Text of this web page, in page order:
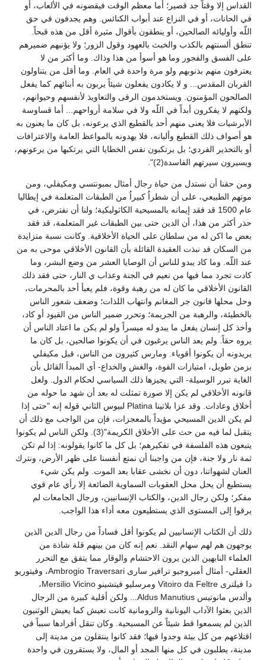
القداس إلا وقتاً جد قصير؛ أما معظم الوقت فيقضونه في الألعاب، أو
في الحانات، أو في النزاع عند أبواب الكنائس. وهم يجدفون في حق
اللّه وأوليائه الصالحين، أو ينطقون بأقوال مثيرة أقل من هذه قبحاً.
تنطق ألسنتهم بالكذب والخبث بالعهود وقول الزور؛ ولا يؤنبهم ضميرهم
على الفسق والفجور وما هو أسوأ من هذا وذاك. وما أكثر من لا
يعترفون منهم بذنوبهم ولو مرة واحدة في العام. وما أقل من يتناولون
القربان المقدس... و لا يكادون يفعلون شيئاً يربون به أبنائهم كما يفعل
الصالحون المؤمنون. ويستخدمون الرقى والتعاويذ لأنفسهم وحيوانهم،
ولكنهم لا يفكرون أبداً في اللّه ولا في سلامة أرواحهم... أما قساوسة
الأبرشيات فلا يعنى منهم أحد بالقطيع الذي يرعونه، بل كان ما يعنون به
هو أصواف ذلك القطيع وألبانه، فلا يهدونه بالمواعظ العامة والاعترافات
أو بالتحذير الفردي؛ بل يرتكبون نفس الخطايا التي يرتكبها من يرعونهم،
ويسيرون سيرتهم الفاسدة(2)".
ومن حقنا أن نستدل من حياة رجال أمثال بمبونتسي ومكيفلي، ومن
موتهم الطبيعي، على أن شطراُ كبيراُ من الطبقات المتعلمة في إيطاليا
عام 1500 قد فقد إيمانه بالمسيحية الكاثوليكية؛ ولنا أن نفترض، في
حذر أكثر من هذا، أن الدين حتى بين الطبقات غير المتعلمة، قد فقد
بعض ما اكن له من سلطان على الحياة الأخلاقية. وكانت نسبة متزايدة
من السكان قد نبذت العقيدة القائلة بأن القانون الأخلاقي موحى به من
عند اللّه. وما كاد يبدو للناس أن الوصايا العشر من وضع البشر، وما
كادت تجرد مما فيها من نعيم في الجنة وعذاب ي النار، حتى فقد ذلك
القانون الأخلاقي ما كان له من رهبة وقوة، فلم يعبأ أحد بالمحرمات،
وحل محلها قانون جر المغانم وانتهاب اللذات؛ وضعف شعور الناس
بالخطيئة، والرهبة من الجريمة؛ وتحرر ضمير الناس من القيود أو كاد،
وأخذ كل إنسان يفعل ما يبدو له ميسراً ولو لم يكن ما اعتاد الناس أن
يروه حقاً. ولم يعد الناس يرغبون في أن يكونوا صالحين، بل كان ما
يريدونه أن يكونوا أقوياء. ومارس كثيرون من الناس، قبل مكيفلي
بزمن طويل، امتيازات القوة، والغش والخداع- أي المبدأ القائل بأن
الغاية تبرر الوسيلة- التي يجيزها ذلك السياسي لحكام الدول. ولعل
قانونه الأخلاقي لم يكن إلا صورة تمثلت له بعد أن شهد ما حوله من
أخلاق وعادات. وقد عزا بلاتينا Platina لبيوس الثاني قوله إنه "حتى إذا
لم يكن الدين المسيحي مؤيداً بالمعجزات، فإن من الواجب مع ذلك أن
يتقبل لما فيه من حث على الأخلاق الكريمة"(3). ولكن الناس لم يكونوا
يتبعون هذه الفلسفة في تفكيرهم؛ بل كل ما كانوا يقولونه: إذا لم تكن
ثمة نار ولا جنة، فإن من واجبنا أن نمتع أنفسنا على ظهر الأرض، ونترك
العنان لشهواتنا، دون أن نخشى عقابا بعد الموت. ولم يكن شيء
يستطيع أن يحل محل العقوبات السماوية الضائعة إلا رأي عام قوي
مفكر؛ ولكن رجال الدين، والكتاب الإنسانيين، ورجال الجامعات لم
يرقوا إلى المستوى الذي يستطيعون معه أداء هذا الواجب.
ذلك أن الكتاب الإنسانيين لم يكونوا أقل فساداً من رجال الدين الذين
يوجهون هم لهم سهام النقد. نعم إنه كان من بينهم قلة شاذة من
العلماء النابهين الذين يرون الاحتشام والوقار مما يتفق مع التحرر
العقلي- أمثال أمبروجيو ترافير سارى Ambrogio Traversari، وفيتوريو
دا فيلترى Vitoiro da Feltre ومرسليو فيتشينو Mersilio Vicino،
وألدس مانوتيس Aldus Manutius... ولكن أقلية كبيرة من الرجال
الذين بعثوا الآداب اليونانية والرومانية كانت تعيش كما يعيش الوثنيون
الذين لم يسمعوا قط شيئاً عن المسيحية. وكان تنقل أفرادها سبباً في
اقتلاعهم من كل بيئة وجدوا فيها؛ فقد كانوا ينتقلون من مدينة إلى
مدينة، يطلبون في كل منها المجد أو المال، ولا يستقرون في واحدة